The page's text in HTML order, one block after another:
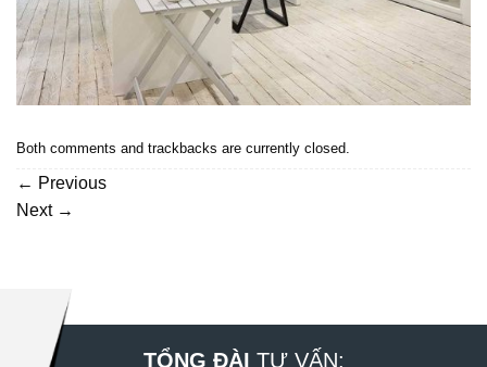
Both comments and trackbacks are currently closed.
← Previous
Next →
TỔNG ĐÀI TƯ VẤN: